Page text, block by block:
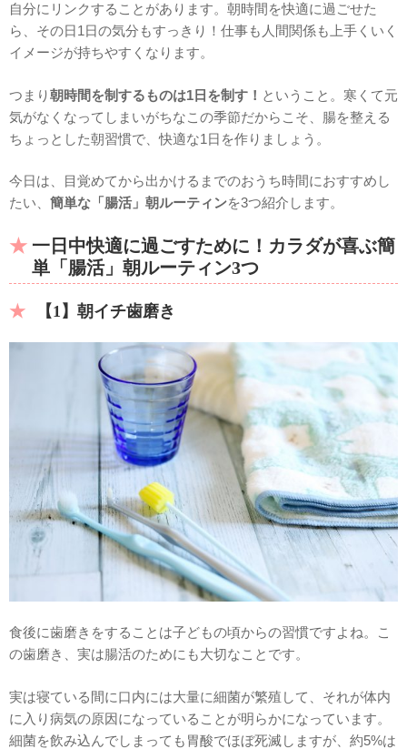
自分にリンクすることがあります。朝時間を快適に過ごせた
ら、その日1日の気分もすっきり！仕事も人間関係も上手くいく
イメージが持ちやすくなります。
つまり朝時間を制するものは1日を制す！ ということ。寒くて元
気がなくなってしまいがちなこの季節だからこそ、腸を整える
ちょっとした朝習慣で、快適な1日を作りましょう。
今日は、目覚めてから出かけるまでのおうち時間におすすめし
たい、 簡単な「腸活」朝ルーティンを3つ紹介します。
一日中快適に過ごすために！カラダが喜ぶ簡
単「腸活」朝ルーティン3つ
【1】朝イチ歯磨き
食後に歯磨きをすることは子どもの頃からの習慣ですよね。こ
の歯磨き、実は腸活のためにも大切なことです。
実は寝ている間に口内には大量に細菌が繁殖して、それが体内
に入り病気の原因になっていることが明らかになっています。
細菌を飲み込んでしまっても胃酸でほぼ死滅しますが、約5%は